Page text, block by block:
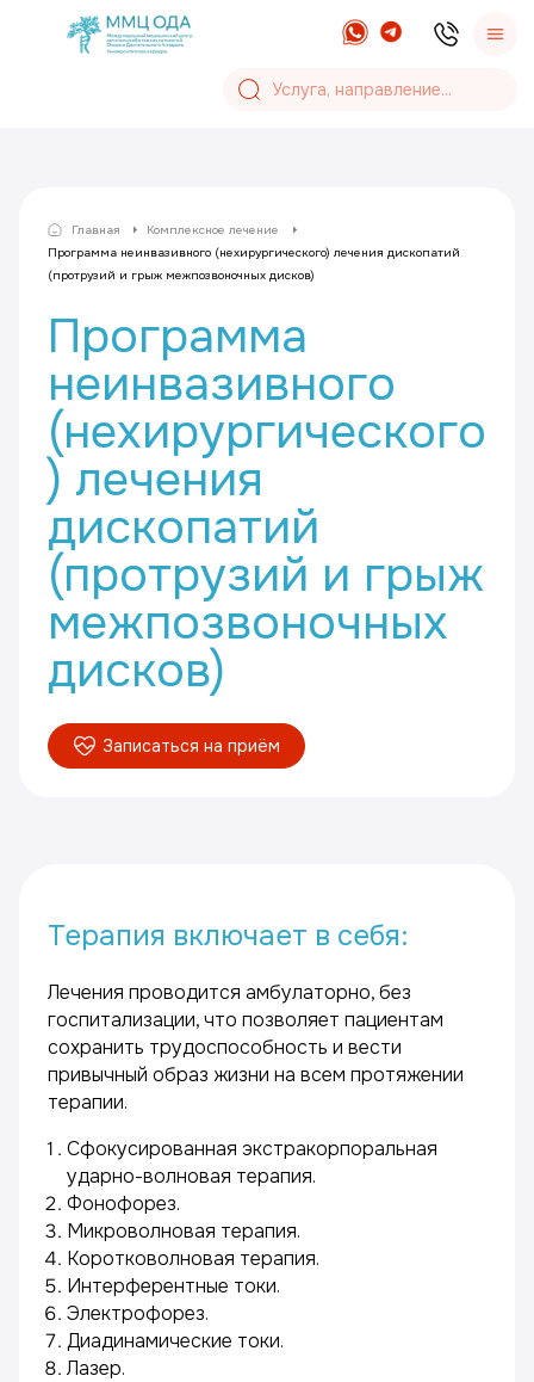
Главная
Комплексное лечение
Программа неинвазивного (нехирургического) лечения дископатий
(протрузий и грыж межпозвоночных дисков)
Программа
неинвазивного
(нехирургического
) лечения
дископатий
(протрузий и грыж
межпозвоночных
дисков)
Записаться на приём
Терапия включает в себя:
Лечения проводится амбулаторно, без
госпитализации, что позволяет пациентам
сохранить трудоспособность и вести
привычный образ жизни на всем протяжении
терапии.
Сфокусированная экстракорпоральная
ударно-волновая терапия.
Фонофорез.
Микроволновая терапия.
Коротковолновая терапия.
Интерферентные токи.
Электрофорез.
Диадинамические токи.
Лазер.